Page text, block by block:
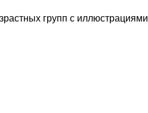
групп с иллюстрациями